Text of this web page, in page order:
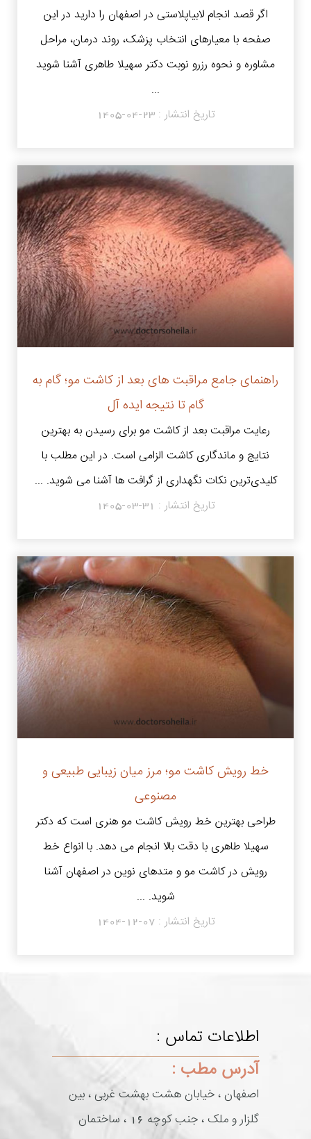
اگر قصد انجام لابیاپلاستی در اصفهان را دارید در این
صفحه با معیارهای انتخاب پزشک، روند درمان، مراحل
مشاوره و نحوه رزرو نوبت دکتر سهیلا طاهری آشنا شوید
...
تاریخ انتشار :1405-04-23
راهنمای جامع مراقبت های بعد از کاشت مو؛ گام به
گام تا نتیجه ایده آل
رعایت مراقبت بعد از کاشت مو برای رسیدن به بهترین
نتایج و ماندگاری کاشت الزامی است. در این مطلب با
کلیدی‌ترین نکات نگهداری از گرافت‌ ها آشنا می شوید. ...
تاریخ انتشار : 1405-03-31
خط رویش کاشت مو؛ مرز میان زیبایی طبیعی و
مصنوعی
طراحی بهترین خط رویش کاشت مو هنری است که دکتر
سهیلا طاهری با دقت بالا انجام می دهد. با انواع خط
رویش در کاشت مو و متدهای نوین در اصفهان آشنا
شوید. ...
تاریخ انتشار :1404-12-07
اطلاعات تماس :
آدرس مطب :
اصفهان ، خیابان هشت بهشت غربی ، بین
گلزار و ملک ، جنب کوچه 16 ، ساختمان